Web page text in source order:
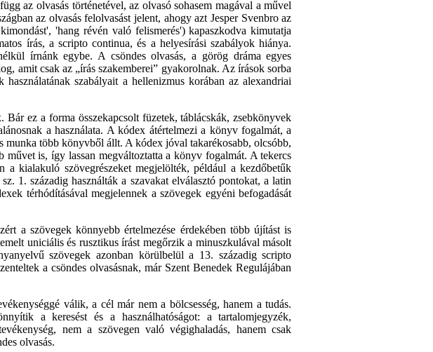
az olvasás történetével, az olvasó sohasem magával a művel
az olvasás felolvasást jelent, ahogy azt Jesper Svenbro az
'hang révén való felismerés') kapaszkodva kimutatja
írás, a scripto continua, és a helyesírási szabályok hiánya.
írnánk egybe. A csöndes olvasás, a görög dráma egyes
amit csak az „írás szakemberei” gyakorolnak. Az írások sorba
használatának szabályait a hellenizmus korában az alexandriai
ez a forma összekapcsolt füzetek, táblácskák, zsebkönyvek
a használata. A kódex átértelmezi a könyv fogalmát, a
munka több könyvből állt. A kódex jóval takarékosabb, olcsóbb,
is, így lassan megváltoztatta a könyv fogalmát. A tekercs
a kialakuló szövegrészeket megjelölték, például a kezdőbetűk
1. századig használták a szavakat elválasztó pontokat, a latin
térhódításával megjelennek a szövegek egyéni befogadását
a szövegek könnyebb értelmezése érdekében több újítást is
uniciális és rusztikus írást megőrzik a minuszkulával másolt
szövegek azonban körülbelül a 13. századig scripto
a csöndes olvasásnak, már Szent Benedek Regulájában
válik, a cél már nem a bölcsesség, hanem a tudás.
a keresést és a használhatóságot: a tartalomjegyzék,
nem a szövegen való végighaladás, hanem csak
olvasás.